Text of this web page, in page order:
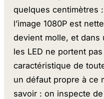
quelques centimètres
l’image 1080P est
devient molle, et dans
les LED ne portent
caractéristique de
un défaut propre à ce
savoir : on inspecte